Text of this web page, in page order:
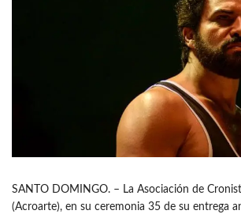
SANTO DOMINGO. – La Asociación de
(Acroarte), en su ceremonia 35 de su entrega